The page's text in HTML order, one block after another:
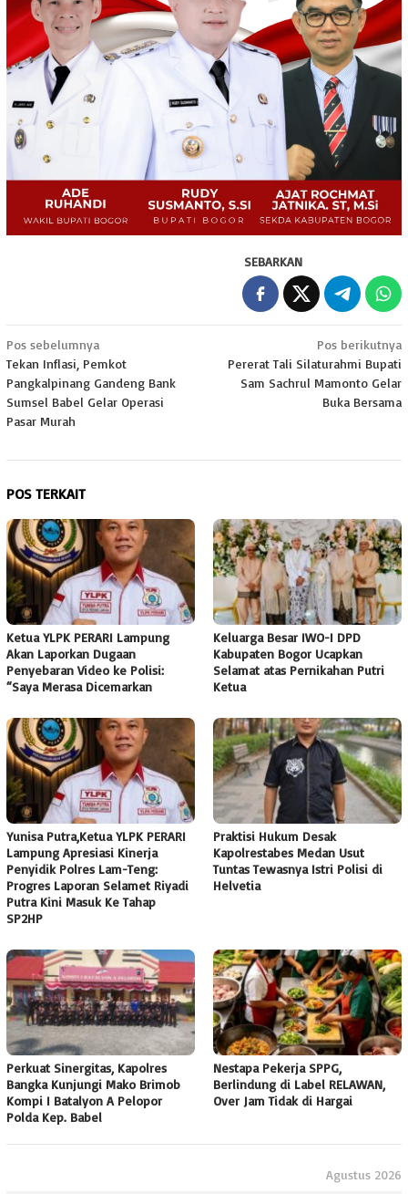
SEBARKAN
Navigasi
pos
Pos sebelumnya
Tekan Inflasi, Pemkot
Pangkalpinang Gandeng Bank
Sumsel Babel Gelar Operasi
Pasar Murah
Pos berikutnya
Pererat Tali Silaturahmi Bupati
Sam Sachrul Mamonto Gelar
Buka Bersama
POS TERKAIT
Ketua YLPK PERARI Lampung
Akan Laporkan Dugaan
Penyebaran Video ke Polisi:
“Saya Merasa Dicemarkan
Keluarga Besar IWO-I DPD
Kabupaten Bogor Ucapkan
Selamat atas Pernikahan Putri
Ketua
Yunisa Putra,Ketua YLPK PERARI
Lampung Apresiasi Kinerja
Penyidik Polres Lam-Teng:
Progres Laporan Selamet Riyadi
Putra Kini Masuk Ke Tahap
SP2HP
Praktisi Hukum Desak
Kapolrestabes Medan Usut
Tuntas Tewasnya Istri Polisi di
Helvetia
Perkuat Sinergitas, Kapolres
Bangka Kunjungi Mako Brimob
Kompi I Batalyon A Pelopor
Polda Kep. Babel
Nestapa Pekerja SPPG,
Berlindung di Label RELAWAN,
Over Jam Tidak di Hargai
Agustus 2026